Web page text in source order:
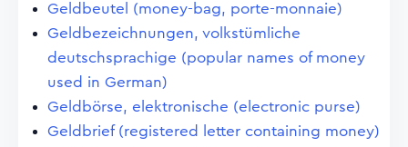
Geldbeutel (money-bag, porte-monnaie)
Geldbezeichnungen, volkstümliche
deutschsprachige (popular names of money
used in German)
Geldbörse, elektronische (electronic purse)
Geldbrief (registered letter containing money)